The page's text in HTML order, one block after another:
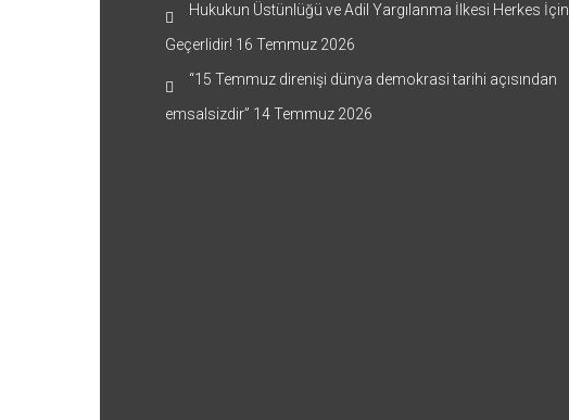
Hukukun Üstünlüğü ve Adil Yargılanma İlkesi Herkes İçin
Geçerlidir! 16 Temmuz 2026
“15 Temmuz direnişi dünya demokrasi tarihi açısından
emsalsizdir” 14 Temmuz 2026